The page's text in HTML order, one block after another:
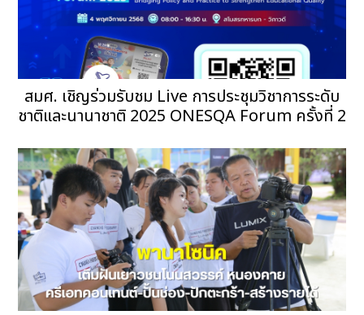
สมศ. เชิญร่วมรับชม Live การประชุมวิชาการระดับ
ชาติและนานาชาติ 2025 ONESQA Forum ครั้งที่ 2